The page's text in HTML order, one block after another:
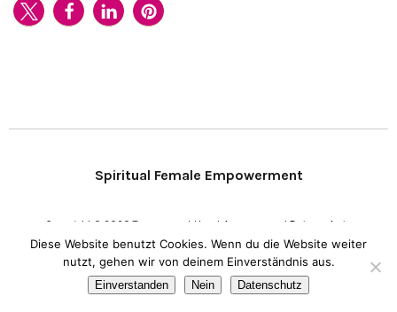
Spiritual Female Empowerment
Copyright © 2020 Transparent Heart. Impressum I Datenschutz
Diese Website benutzt Cookies. Wenn du die Website weiter
nutzt, gehen wir von deinem Einverständnis aus.
Einverstanden Nein Datenschutz